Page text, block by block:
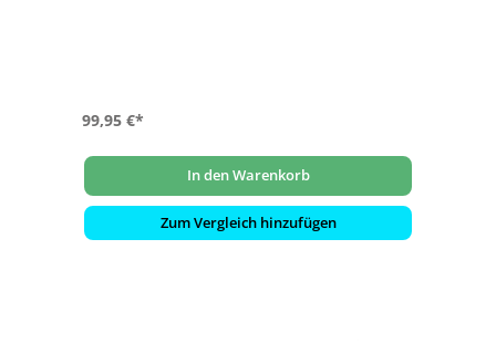
99,95 €*
In den Warenkorb
Zum Vergleich hinzufügen